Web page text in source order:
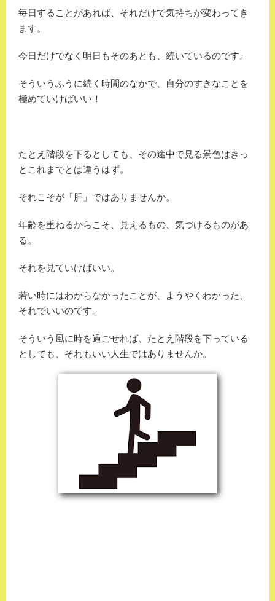
毎日することがあれば、それだけで気持ちが変わってき
ます。
今日だけでなく明日もそのあとも、続いているのです。
そういうふうに続く時間のなかで、自分のすきなことを
極めていけばいい！
たとえ階段を下るとしても、その途中で見る景色はきっ
とこれまでとは違うはず。
それこそが「肝」ではありませんか。
年齢を重ねるからこそ、見えるもの、気づけるものがあ
る。
それを見ていけばいい。
若い時にはわからなかったことが、ようやくわかった、
それでいいのです。
そういう風に時を過ごせれば、たとえ階段を下っている
としても、それもいい人生ではありませんか。